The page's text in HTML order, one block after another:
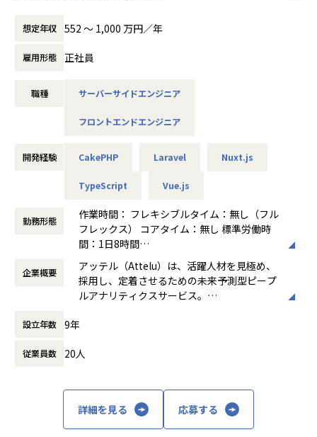
https://speakerdeck.com/attelu/culture-deck
【業務の変更の範囲】
す。
採用から退職までの HRデータを一元管理・分析できる基盤
と、HR に特化した機械学習の
予測アルゴリズムを備えています。100 種類以上の適性検査
未来予測に最適化された独自の適性診断「アッテル診断」の
やHR tech GPなど
まだ発展途上の組織のため、今後の中長期的な技術戦略を一
緒に考え、実現していっていただける方を募集しています。
＜具体的な業務イメージ＞
・法人向けサービスの新機能開発/機能改善
・法人向けサービスのリアーキテクト
・個人向けサービスの新機能開発/機能改善
・法人向けサービスと個人向けサービスの連携部分の開発
アッテルの開発チームは少数精鋭のプロフェッショナルチー
CTO経験のあるエンジニアや売上数十億円のソーシャルゲー
想定年収 552 〜 1,000 万円／年
雇用形態 正社員
職種 サーバーサイドエンジニア
フロントエンドエンジニア
開発経験 CakePHP Laravel Nuxt.js
TypeScript Vue.js
勤務形態
作業時間： フレキシブルタイム：無し（フル
フレックス） コアタイム：無し 標準労働時
間：1日8時間
フルフレックス制
時間外労働の有無： 有（月平均10時間～20
時間）
休憩時間： 60分
企業概要
アッテル（Attelu）は、活躍人材を見極め、
採用し、定着させるための未来予測型ピープ
ルアナリティクスサービス。
し、どんな組織でも「定量化→分析→予測→
ます。
採用から退職までの HRデータを一元管理・
分析できる基盤と、HR に特化した機械学習
の予測アルゴリズムを備えています。100 種
設立年数 9年
従業員数 20人
詳細を見る 応募する